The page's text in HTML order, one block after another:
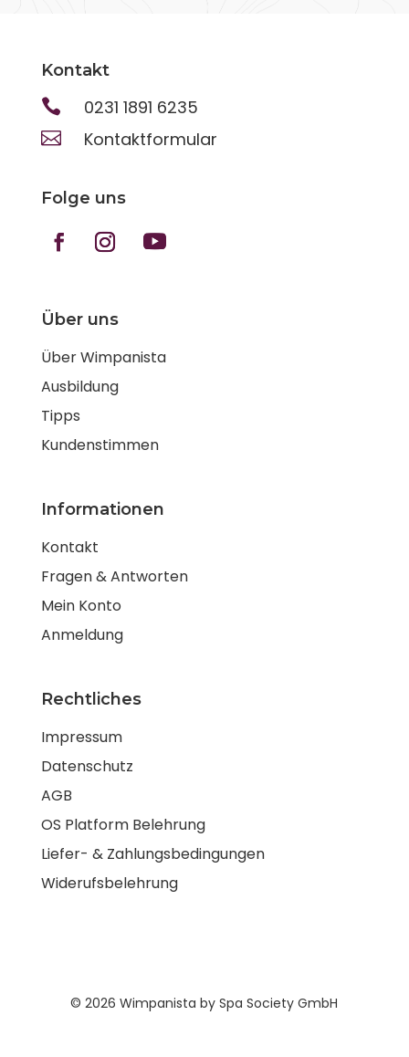
Kontakt

0231 1891 6235
 Kontaktformular
Folge uns
Über uns
Über Wimpanista
Ausbildung
Tipps
Kundenstimmen
Informationen
Kontakt
Fragen & Antworten
Mein Konto
Anmeldung
Rechtliches
Impressum
Datenschutz
AGB
OS Platform Belehrung
Liefer- & Zahlungsbedingungen
Widerufsbelehrung
© 2026 Wimpanista by Spa Society GmbH